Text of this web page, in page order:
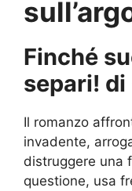
Finché
separi! di
Il romanzo
invadente,
distruggere una
questione, usa